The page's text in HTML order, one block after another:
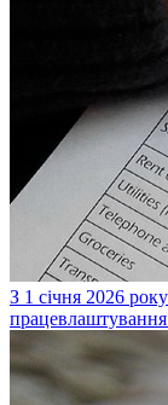
З 1 січня 2026
працевлаштування